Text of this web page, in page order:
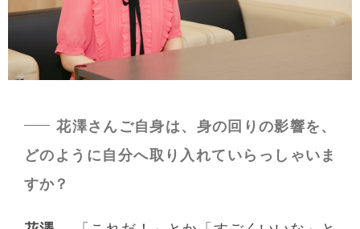
花澤さんご自身は、身の回りの影響を、
どのように自分へ取り入れていらっしゃいま
すか？